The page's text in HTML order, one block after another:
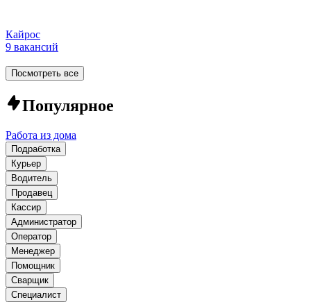
Кайрос
9 вакансий
Посмотреть все
Популярное
Работа из дома
Подработка
Курьер
Водитель
Продавец
Кассир
Администратор
Оператор
Менеджер
Помощник
Сварщик
Специалист